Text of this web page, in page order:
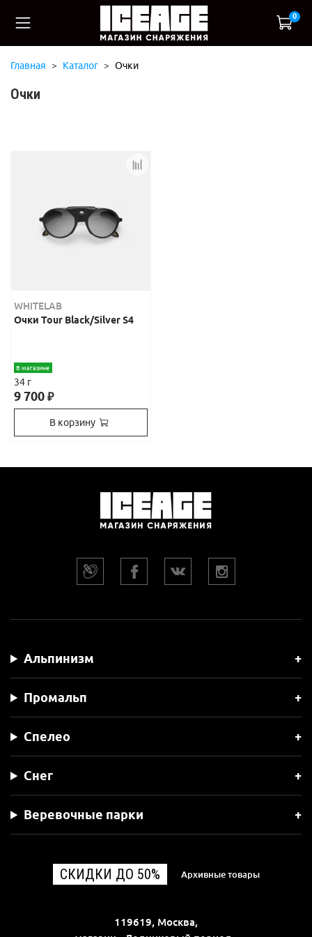
0
Главная Каталог Очки
Очки
WHITELAB
Очки Tour Black/Silver S4
В магазине
34 г
9 700₽
В корзину
Альпинизм
Промальп
Спелео
Снег
Веревочные парки
СКИДКИ ДО 50% Архивные товары
119619, Москва,